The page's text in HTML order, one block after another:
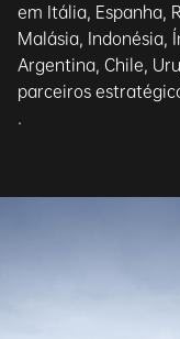
em Itália, Espanha,
Malásia, Indonésia,
Argentina, Chile,
parceiros
.